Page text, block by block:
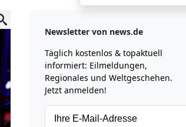
Newsletter von news.de
Täglich kostenlos & topaktuell
informiert: Eilmeldungen,
Regionales und Weltgeschehen.
Jetzt anmelden!